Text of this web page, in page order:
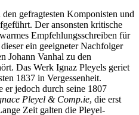
gefragtesten Komponisten und
Der ansonsten kritische
Empfehlungsschreiben für
ein geeigneter Nachfolger
Johann Vanhal zu den
Das Werk Ignaz Pleyels geriet
1837 in Vergessenheit.
er jedoch durch seine 1807
Pleyel & Comp.ie, die erst
Zeit galten die Pleyel-